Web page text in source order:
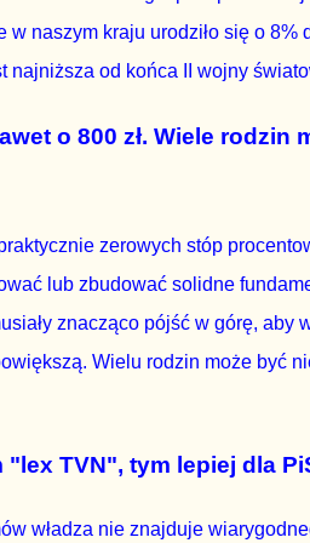
w naszym kraju urodziło się o 8%
najniższa od końca II wojny
o 800 zł. Wiele rodzin
zerowych stóp
lub zbudować solidne
znacząco pójść w górę, aby
Wielu rodzin może być
"lex TVN", tym lepiej dla
władza nie znajduje